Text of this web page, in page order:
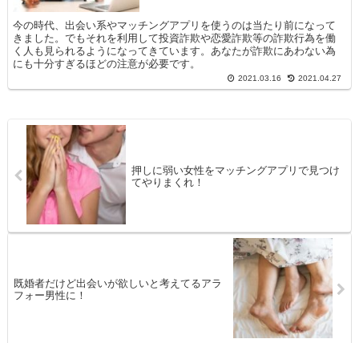
今の時代、出会い系やマッチングアプリを使うのは当たり前になって
きました。でもそれを利用して投資詐欺や恋愛詐欺等の詐欺行為を働
く人も見られるようになってきています。あなたが詐欺にあわない為
にも十分すぎるほどの注意が必要です。
2021.03.16 2021.04.27
押しに弱い女性をマッチングアプリで見つけ
てやりまくれ！
既婚者だけど出会いが欲しいと考えてるアラ
フォー男性に！